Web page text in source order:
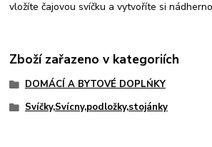
vložíte čajovou svíčku a vytvoříte si
Zboží zařazeno v kategoriích
DOMÁCÍ A BYTOVÉ DOPLŃKY
Svíčky,Svícny,podložky,stojánky